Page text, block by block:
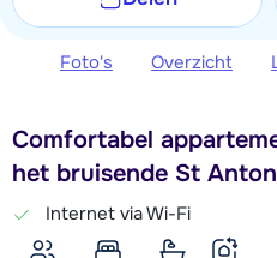
Foto's Overzicht
Comfortabel
het bruisende St Anton
Internet via Wi-Fi